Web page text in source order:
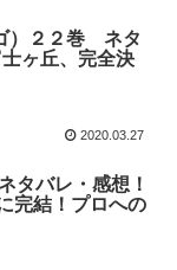
）２２巻 ネタ
ヶ丘、完全決
2020.03.27
タバレ・感想！
完結！プロへの